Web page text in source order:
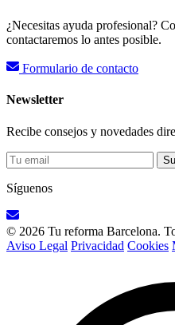
¿Necesitas ayuda profesional?
contactaremos lo antes posible.
Formulario de contacto
Newsletter
Recibe consejos y novedades
Síguenos
© 2026 Tu reforma Barcelona.
Aviso Legal Privacidad Cookies